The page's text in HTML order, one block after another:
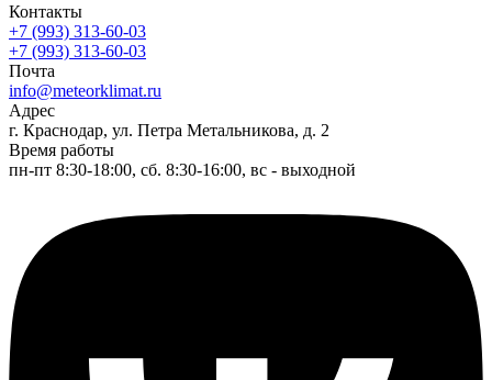
Контакты
+7 (993) 313-60-03
+7 (993) 313-60-03
Почта
info@meteorklimat.ru
Адрес
г. Краснодар, ул. Петра Метальникова, д. 2
Время работы
пн-пт 8:30-18:00, сб. 8:30-16:00, вс - выходной